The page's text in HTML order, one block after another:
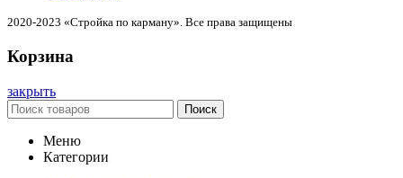
2020-2023 «Стройка по карману». Все права защищены
Корзина
закрыть
Поиск
Меню
Категории